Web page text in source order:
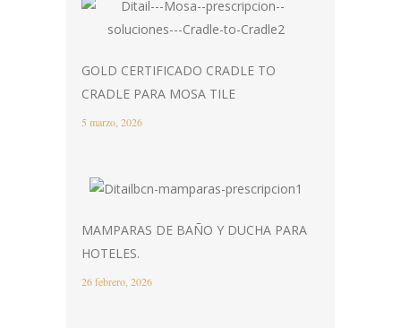
GOLD CERTIFICADO CRADLE TO
CRADLE PARA MOSA TILE
5 marzo, 2026
MAMPARAS DE BAÑO Y DUCHA PARA
HOTELES.
26 febrero, 2026